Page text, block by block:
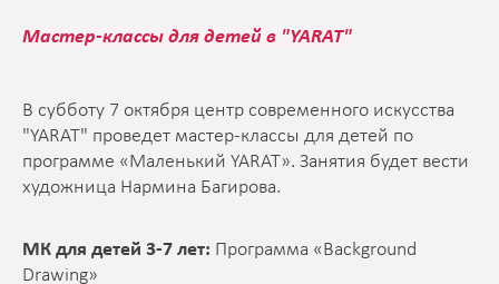
Мастер-классы для детей в "YARAT"
В субботу 7 октября центр современного искусства
"YARAT" проведет мастер-классы для детей по
программе «Маленький YARAT». Занятия будет вести
художница Нармина Багирова.
МК для детей 3-7 лет: Программа «Background
Drawing»